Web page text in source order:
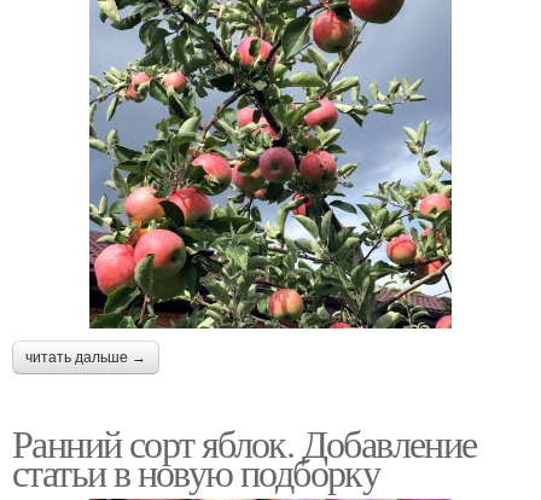
читать дальше →
Ранний сорт яблок. Добавление
статьи в новую подборку